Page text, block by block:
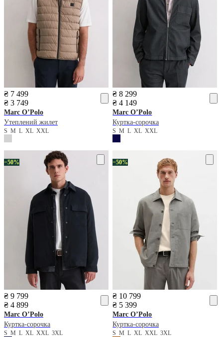
₴ 7 499
₴ 3 749
Marc O’Polo
Утеплений жилет
S M L XL XXL
₴ 8 299
₴ 4 149
Marc O’Polo
Куртка-сорочка
SMLXLXXL
−50%
₴ 9 799
₴ 4 899
Marc O’Polo
Куртка-сорочка
S M L XL XXL 3XL
−50%
₴ 10 799
₴ 5 399
Marc O’Polo
Куртка-сорочка
SMLXLXXL3XL